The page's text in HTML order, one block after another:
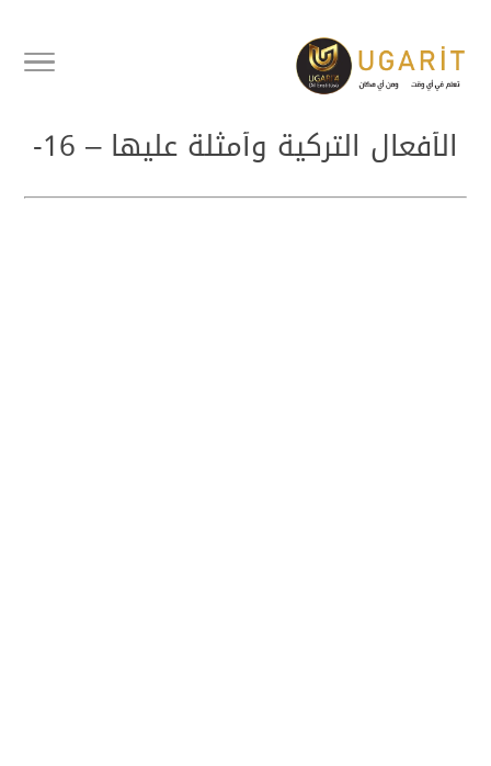
أفعال تركية مهمة وشائعة سلسلة
الأفعال التركية وأمثلة عليها – 16-